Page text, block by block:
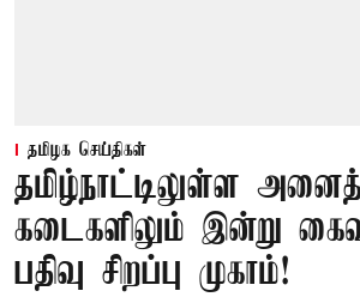
தமிழக செய்திகள்
தமிழ்நாட்டிலுள்ள
கடைகளிலும் இன்று
பதிவு சிறப்பு முகாம்!